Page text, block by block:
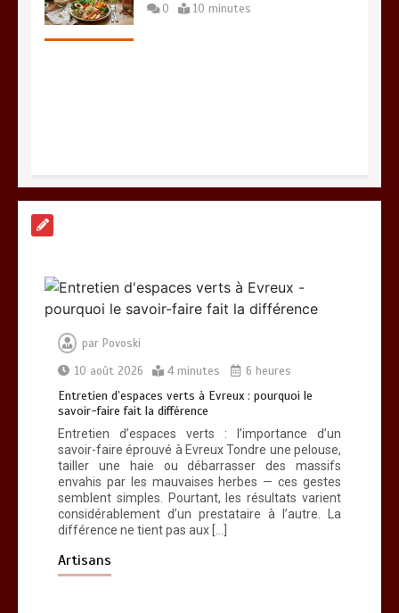
0 10 minutes
Entretien d’espaces verts à Evreux :
pourquoi le savoir-faire fait la
différence
0 4 minutes
par Povoski
10 août 2026
4 minutes 6 heures
Entretien d’espaces verts à Evreux : pourquoi le
savoir-faire fait la différence
Entretien d’espaces verts : l’importance d’un
savoir-faire éprouvé à Evreux Tondre une pelouse,
tailler une haie ou débarrasser des massifs
envahis par les mauvaises herbes — ces gestes
semblent simples. Pourtant, les résultats varient
considérablement d’un prestataire à l’autre. La
différence ne tient pas aux […]
Artisans